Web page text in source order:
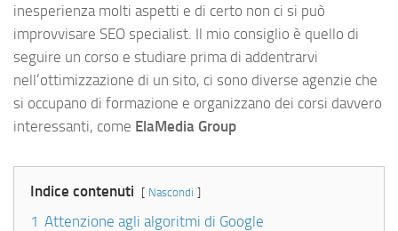
inesperienza molti aspetti e di certo non ci si può
improvvisare SEO specialist. Il mio consiglio è quello di
seguire un corso e studiare prima di addentrarvi
nell’ottimizzazione di un sito, ci sono diverse agenzie che
si occupano di formazione e organizzano dei corsi davvero
interessanti, come ElaMedia Group
Indice contenuti Nascondi
1 Attenzione agli algoritmi di Google